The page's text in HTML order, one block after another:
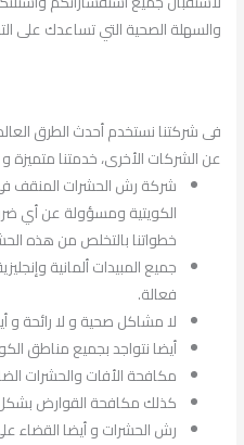
والسهلة الصحية التي تساعدك على
فى شركتنا نستخدم أحدث الطرق
عن الشركات الأخرى، خدمتنا متميزة
شركة رش الحشرات المنقف
الكويتية ومسؤولة عن أي
خطواتنا بالتخلص من هذه
جميع المبيدات ألمانية
فعالة.
لا مشاكل صحية و لا رائحة و
أيضا نتواجد بجميع مناطق
مكافحة الأفات والحشرات
كذلك مكافحة القوارض
رش الحشرات و أيضا القضاء